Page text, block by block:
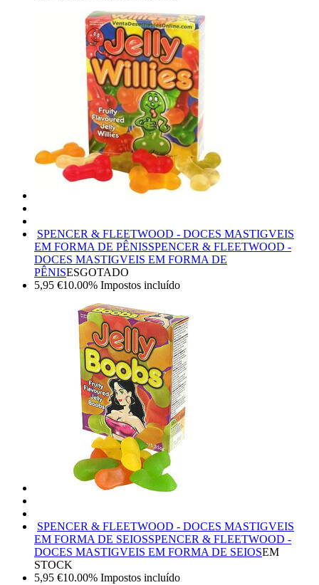
SPENCER & FLEETWOOD - DOCES MASTIGVEIS
EM FORMA DE PÊNISSPENCER & FLEETWOOD -
DOCES MASTIGVEIS EM FORMA DE
PÊNISESGOTADO
5,95 €10.00% Impostos incluído
SPENCER & FLEETWOOD - DOCES MASTIGVEIS
EM FORMA DE SEIOSSPENCER & FLEETWOOD -
DOCES MASTIGVEIS EM FORMA DE SEIOSEM
STOCK
5,95 €10.00% Impostos incluído